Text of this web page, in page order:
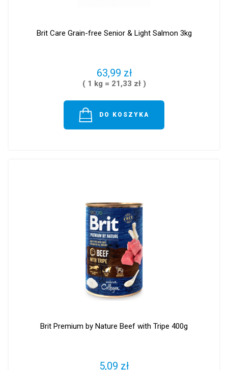
Brit Care Grain-free Senior & Light Salmon 3kg
63,99 zł
( 1 kg = 21,33 zł )
DO KOSZYKA
Brit Premium by Nature Beef with Tripe 400g
5,09 zł